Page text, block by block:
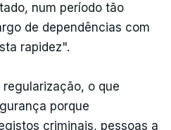
num período tão
de dependências com
rapidez".
o que
porque
criminais, pessoas a